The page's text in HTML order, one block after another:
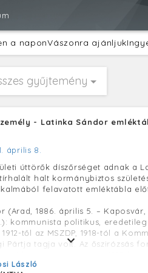
a naponVászonra ajánljuk
gyűjtemény
- Latinka Sándor
április 8.
úttörők díszőrséget adnak a
halt kormánybiztos
felavatott emléktábla
(Arad, 1886. április 5. – Kaposvár,
kommunista politikus, eredetileg
től az MSZDP, 1918-tól a
Pártja tagja volt. Az őszirózsás
idején egy magánbirtok
László